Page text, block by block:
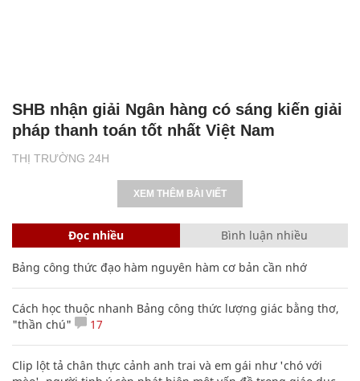
THỊ TRƯỜNG 24H
SHB nhận giải Ngân hàng có sáng kiến giải
pháp thanh toán tốt nhất Việt Nam
XEM THÊM BÀI VIẾT
Đọc nhiều Bình luận nhiều
Bảng công thức đạo hàm nguyên hàm cơ bản cần nhớ
Cách học thuộc nhanh Bảng công thức lượng giác bằng thơ,
"thần chú"
17
Clip lột tả chân thực cảnh anh trai và em gái như 'chó với